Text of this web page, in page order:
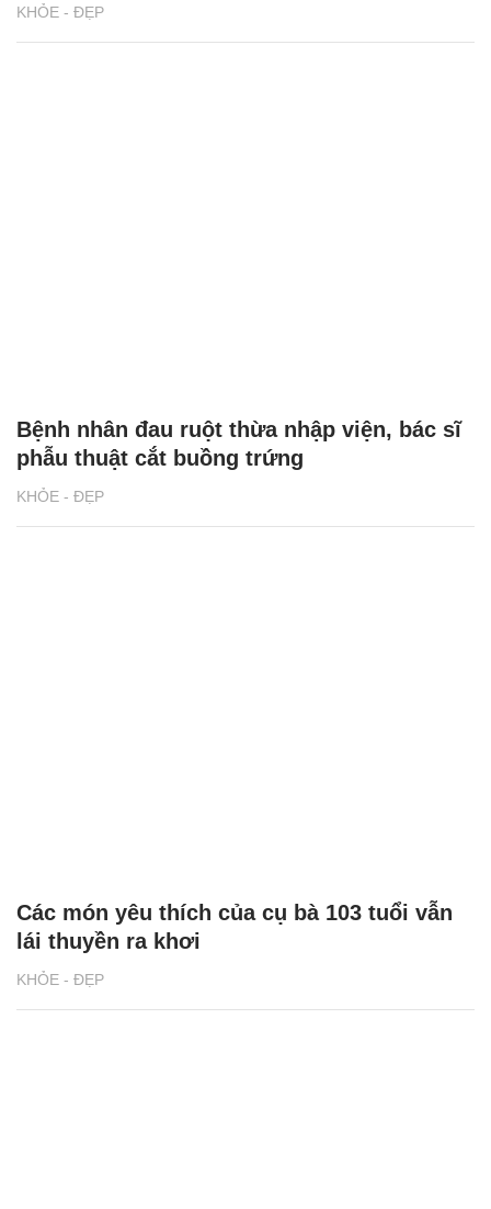
KHỎE - ĐẸP
KHỎE - ĐẸP
Bệnh nhân đau ruột thừa nhập viện, bác sĩ
phẫu thuật cắt buồng trứng
KHỎE - ĐẸP
Các món yêu thích của cụ bà 103 tuổi vẫn
lái thuyền ra khơi